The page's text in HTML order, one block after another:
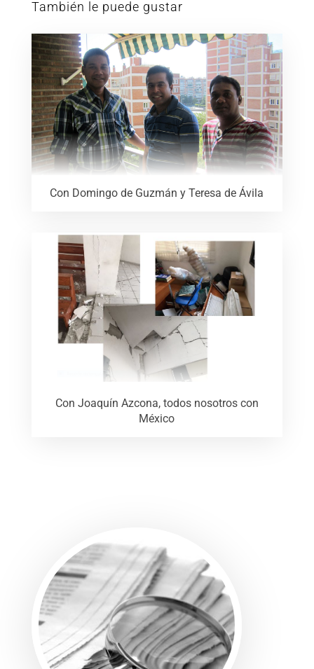
También le puede gustar
Con Domingo de Guzmán y Teresa de Ávila
Con Joaquín Azcona, todos nosotros con
México